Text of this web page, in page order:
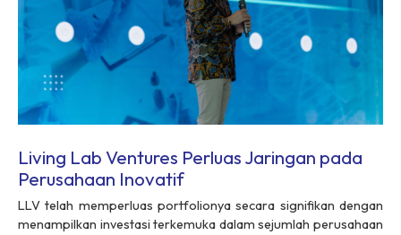
Living Lab Ventures Perluas Jaringan pada
Perusahaan Inovatif
LLV telah memperluas portfolionya secara signifikan dengan
menampilkan investasi terkemuka dalam sejumlah perusahaan